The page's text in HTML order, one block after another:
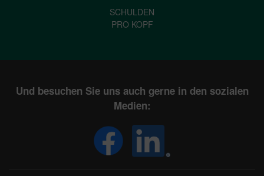
SCHULDEN
PRO KOPF
Und besuchen Sie uns auch gerne in den sozialen
Medien: